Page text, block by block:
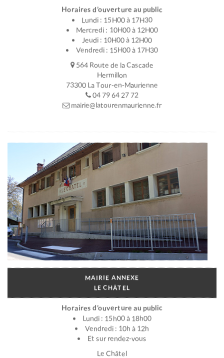
Horaires d’ouverture au public
Lundi : 15H00 à 17H30
Mercredi : 10H00 à 12H00
Jeudi : 10H00 à 12H00
Vendredi : 15H00 à 17H30
564 Route de la Cascade
Hermillon
73300 La Tour-en-Maurienne
04 79 64 27 72
mairie@latourenmaurienne.fr
MAIRIE ANNEXE
LE CHÂTEL
Horaires d’ouverture au public
Lundi : 15h00 à 18h00
Vendredi : 10h à 12h
Et sur rendez-vous
Le Châtel